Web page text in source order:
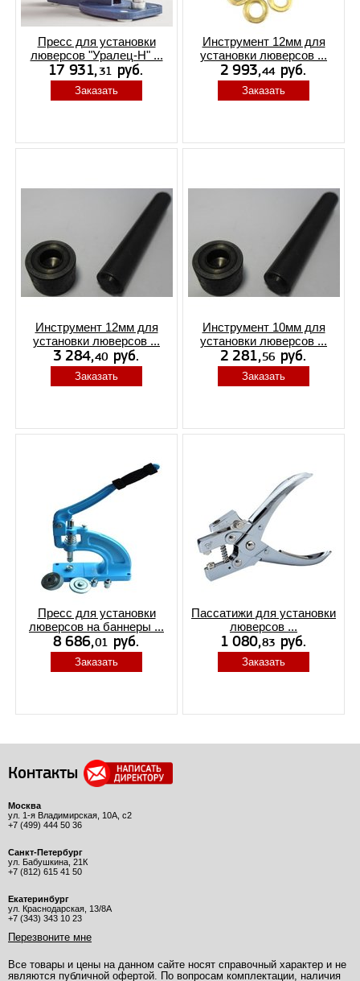
Пресс для установки
люверсов "Уралец-Н" ...
Заказать
Инструмент 12мм для
установки люверсов ...
Заказать
Инструмент 12мм для
установки люверсов ...
Заказать
Инструмент 10мм для
установки люверсов ...
Заказать
Пресс для установки
люверсов на баннеры ...
Заказать
Пассатижи для установки
люверсов ...
Заказать
Контакты
Москва
ул. 1-я Владимирская, 10А, с2
+7 (499) 444 50 36
Санкт-Петербург
ул. Бабушкина, 21К
+7 (812) 615 41 50
Екатеринбург
ул. Краснодарская, 13/8А
+7 (343) 343 10 23
Перезвоните мне
Все товары и цены на данном сайте носят справочный характер и не
являются публичной офертой. По вопросам комплектации, наличия